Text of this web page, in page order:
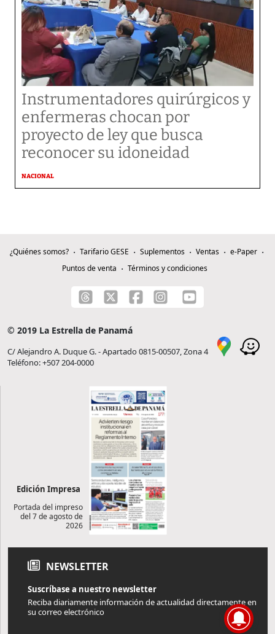
Instrumentadores quirúrgicos y
enfermeras chocan por
proyecto de ley que busca
reconocer su idoneidad
NACIONAL
¿Quiénes somos? Tarifario GESE Suplementos Ventas
e-Paper
Puntos de venta
Términos y condiciones
© 2019 La Estrella de Panamá
C/ Alejandro A. Duque G. - Apartado 0815-00507, Zona 4
Teléfono: +507 204-0000
Edición Impresa
Portada del impreso
del 7 de agosto de
2026
NEWSLETTER
Suscríbase a nuestro newsletter
Reciba diariamente información de actualidad directamente en
su correo electrónico